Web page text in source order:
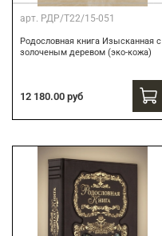
арт. РДР/Т22/15-051
Родословная книга Изысканная с
золоченым деревом (эко-кожа)
12 180.00 руб